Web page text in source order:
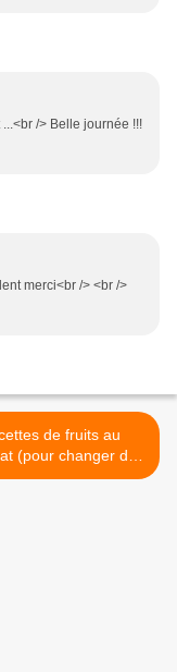
/> Belle journée !!!
merci<br /> <br />
de fruits au
(pour changer des
cake pops) >